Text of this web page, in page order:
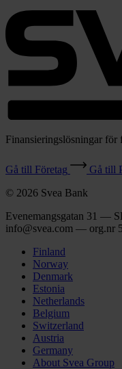
Finansieringslösningar för
Gå till Företag
Gå till
© 2026 Svea Bank
Evenemangsgatan 31 —
info@svea.com — org.nr
Finland
Norway
Denmark
Estonia
Netherlands
Belgium
Switzerland
Austria
Germany
About Svea Group